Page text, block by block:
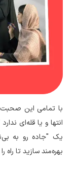
انتها و یا قله‌ای
یک "جاده‌ رو به
بهره‌مند سازید تا